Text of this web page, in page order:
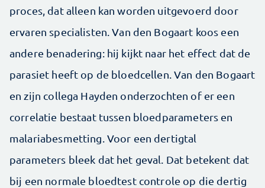
proces, dat alleen kan worden uitgevoerd door
ervaren specialisten. Van den Bogaart koos een
andere benadering: hij kijkt naar het effect dat de
parasiet heeft op de bloedcellen. Van den Bogaart
en zijn collega Hayden onderzochten of er een
correlatie bestaat tussen bloedparameters en
malariabesmetting. Voor een dertigtal
parameters bleek dat het geval. Dat betekent dat
bij een normale bloedtest controle op die dertig